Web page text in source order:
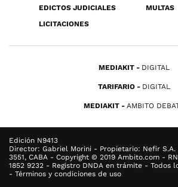
EDICTOS JUDICIALES
MULTAS
LICITACIONES
MEDIAKIT DIGITAL
TARIFARIO DIGITAL
MEDIAKIT AMBITO
Edición N9413
Director: Gabriel Morini - Propietario: Nefir
3551, CABA - Copyright © 2019 Ambito.com -
1852 9232 - Registro DNDA en trámite - Todos
- Términos y condiciones de uso